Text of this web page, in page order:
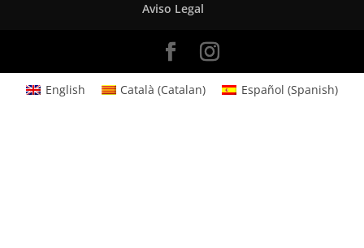
Aviso Legal
English Català (Catalan) Español (Spanish)